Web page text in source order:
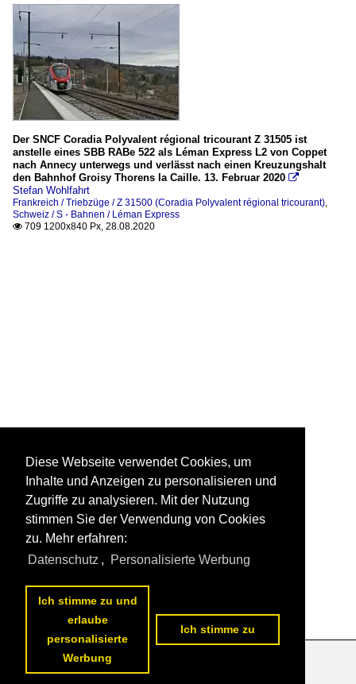
Der SNCF Coradia Polyvalent régional tricourant Z 31505 ist
anstelle eines SBB RABe 522 als Léman Express L2 von Coppet
nach Annecy unterwegs und verlässt nach einen Kreuzungshalt
den Bahnhof Groisy Thorens la Caille. 13. Februar 2020 
Stefan Wohlfahrt
Frankreich / Triebzüge / Z 31500 (Coradia Polyvalent régional tricourant),
Schweiz / S - Bahnen / Léman Express
 709 1200x840 Px, 28.08.2020
Datenschutzerklärung
Diese Webseite verwendet Cookies, um
Inhalte und Anzeigen zu personalisieren und
Zugriffe zu analysieren. Mit der Nutzung
stimmen Sie der Verwendung von Cookies
zu. Mehr erfahren:
Datenschutz , Personalisierte Werbung
Ich stimme zu und
erlaube
personalisierte
Werbung
Ich stimme zu